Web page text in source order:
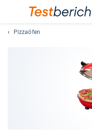
Pizzaöfen